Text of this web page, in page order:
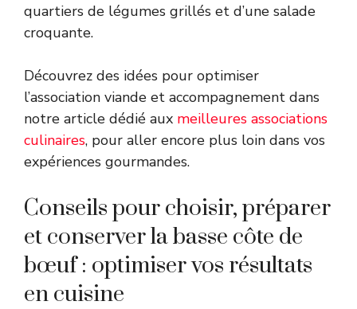
quartiers de légumes grillés et d’une salade
croquante.
Découvrez des idées pour optimiser
l’association viande et accompagnement dans
notre article dédié aux meilleures associations
culinaires, pour aller encore plus loin dans vos
expériences gourmandes.
Conseils pour choisir, préparer
et conserver la basse côte de
bœuf : optimiser vos résultats
en cuisine